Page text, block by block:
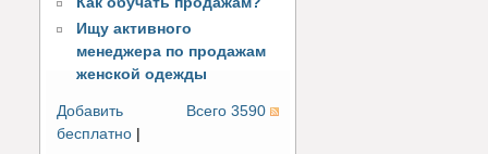
Ищу активного
менеджера по продажам
женской одежды
Всего 3590
Добавить
бесплатно |